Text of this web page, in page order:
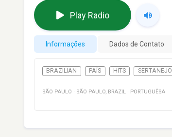
Play Radio
Informações Dados de Contato
BRAZILIAN PAÍS HITS SERTANEJO
SÃO PAULO · SÃO PAULO, BRAZIL · PORTUGUÊSA